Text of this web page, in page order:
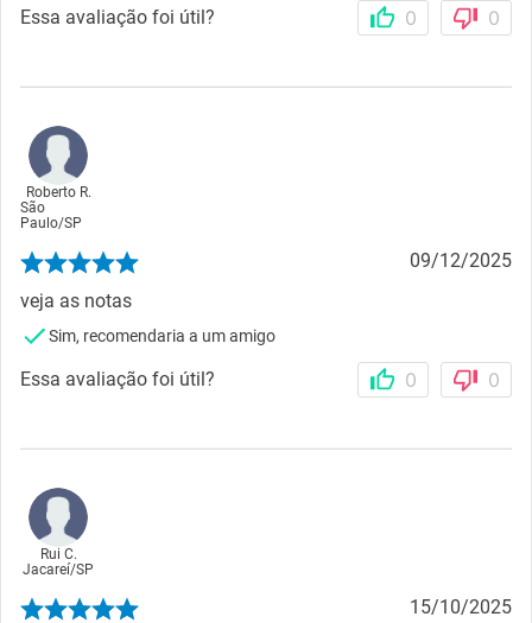
Essa avaliação foi útil? 0 0
Roberto R.
São
Paulo/SP
09/12/2025
veja as notas
Sim, recomendaria a um amigo
Essa avaliação foi útil? 0 0
Rui C.
Jacareí/SP
15/10/2025